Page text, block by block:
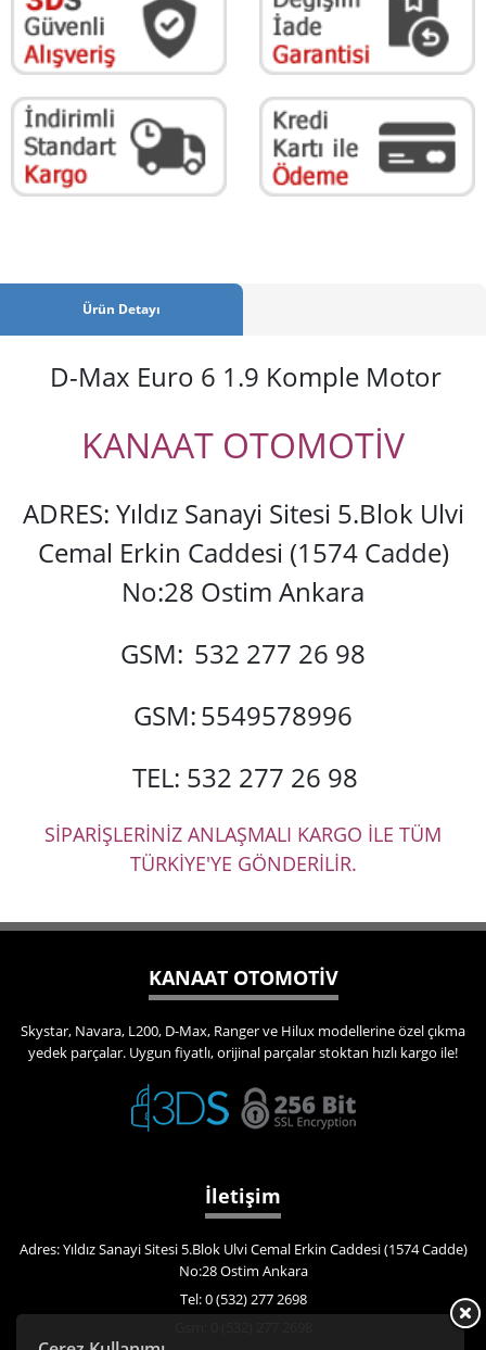
Ürün Detayı
D-Max Euro 6 1.9 Komple Motor
KANAAT OTOMOTİV
ADRES: Yıldız Sanayi Sitesi 5.Blok Ulvi
Cemal Erkin Caddesi (1574 Cadde)
No:28 Ostim Ankara
GSM: 532 277 26 98
GSM:5549578996
TEL: 532 277 26 98
SİPARİŞLERİNİZ ANLAŞMALI KARGO İLE TÜM
TÜRKİYE'YE GÖNDERİLİR.
KANAAT OTOMOTİV
Skystar, Navara, L200, D-Max, Ranger ve Hilux modellerine özel çıkma
yedek parçalar. Uygun fiyatlı, orijinal parçalar stoktan hızlı kargo ile!
İletişim
Adres: Yıldız Sanayi Sitesi 5.Blok Ulvi Cemal Erkin Caddesi (1574 Cadde)
No:28 Ostim Ankara
Tel: 0 (532) 277 2698